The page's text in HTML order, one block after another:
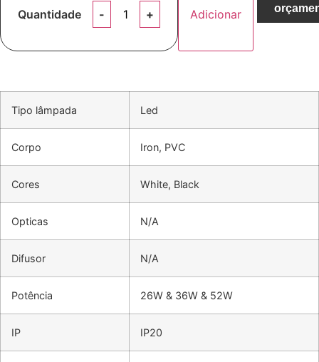
Quantidade Adicionar
Tipo lâmpada Led
Corpo Iron, PVC
Cores White, Black
Opticas N/A
Difusor N/A
Potência 26W & 36W & 52W
IP IP20